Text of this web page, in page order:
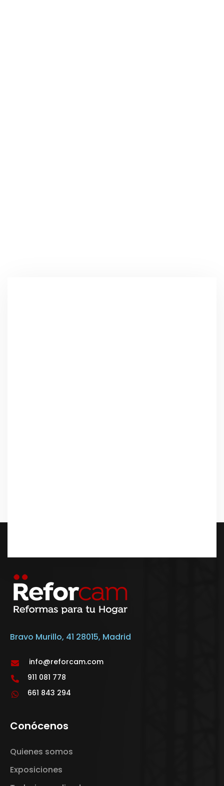
Bravo Murillo, 41 28015, Madrid
info@reforcam.com
911 081 778
661 843 294
Conócenos
Quienes somos
Exposiciones